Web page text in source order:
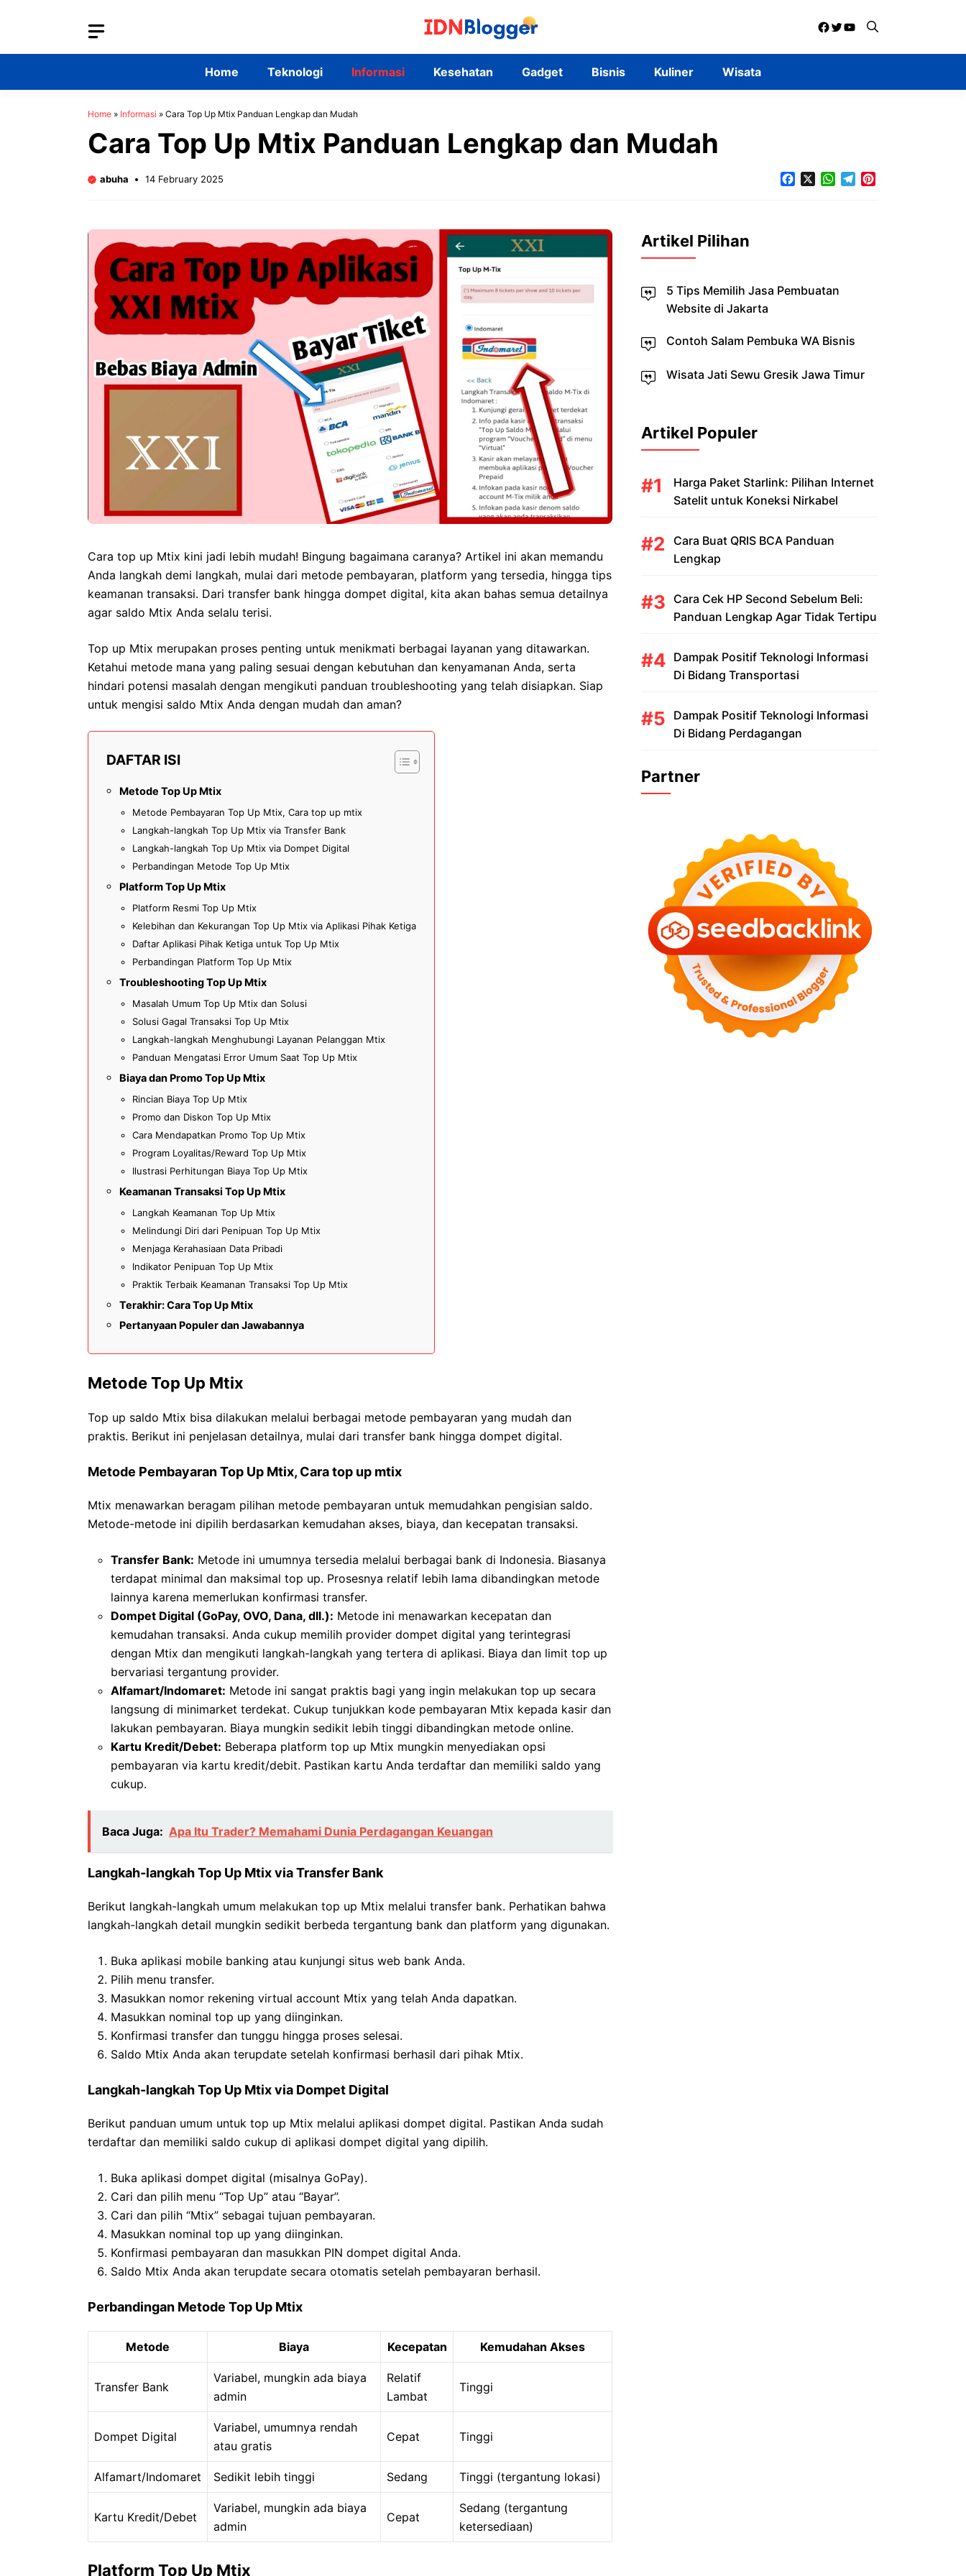
Facebook
Twitter
YouTube
Home Teknologi Informasi Kesehatan Gadget Bisnis Kuliner Wisata
Home » Informasi » Cara Top Up Mtix Panduan Lengkap dan Mudah
Cara Top Up Mtix Panduan Lengkap dan Mudah
abuha 14 February 2025 FacebookWhatsApp
Telegram
Cara top up Mtix kini jadi lebih mudah! Bingung bagaimana caranya? Artikel ini akan memandu
Anda langkah demi langkah, mulai dari metode pembayaran, platform yang tersedia, hingga tips
keamanan transaksi. Dari transfer bank hingga dompet digital, kita akan bahas semua detailnya
agar saldo Mtix Anda selalu terisi.
Top up Mtix merupakan proses penting untuk menikmati berbagai layanan yang ditawarkan.
Ketahui metode mana yang paling sesuai dengan kebutuhan dan kenyamanan Anda, serta
hindari potensi masalah dengan mengikuti panduan troubleshooting yang telah disiapkan. Siap
untuk mengisi saldo Mtix Anda dengan mudah dan aman?
DAFTAR ISI
Metode Top Up Mtix
Metode Pembayaran Top Up Mtix, Cara top up mtix
Langkah-langkah Top Up Mtix via Transfer Bank
Langkah-langkah Top Up Mtix via Dompet Digital
Perbandingan Metode Top Up Mtix
Platform Top Up Mtix
Platform Resmi Top Up Mtix
Kelebihan dan Kekurangan Top Up Mtix via Aplikasi Pihak Ketiga
Daftar Aplikasi Pihak Ketiga untuk Top Up Mtix
Perbandingan Platform Top Up Mtix
Troubleshooting Top Up Mtix
Masalah Umum Top Up Mtix dan Solusi
Solusi Gagal Transaksi Top Up Mtix
Langkah-langkah Menghubungi Layanan Pelanggan Mtix
Panduan Mengatasi Error Umum Saat Top Up Mtix
Biaya dan Promo Top Up Mtix
Rincian Biaya Top Up Mtix
Promo dan Diskon Top Up Mtix
Cara Mendapatkan Promo Top Up Mtix
Program Loyalitas/Reward Top Up Mtix
Ilustrasi Perhitungan Biaya Top Up Mtix
Keamanan Transaksi Top Up Mtix
Langkah Keamanan Top Up Mtix
Melindungi Diri dari Penipuan Top Up Mtix
Menjaga Kerahasiaan Data Pribadi
Indikator Penipuan Top Up Mtix
Praktik Terbaik Keamanan Transaksi Top Up Mtix
Terakhir: Cara Top Up Mtix
Pertanyaan Populer dan Jawabannya
Metode Top Up Mtix
Top up saldo Mtix bisa dilakukan melalui berbagai metode pembayaran yang mudah dan
praktis. Berikut ini penjelasan detailnya, mulai dari transfer bank hingga dompet digital.
Metode Pembayaran Top Up Mtix, Cara top up mtix
Mtix menawarkan beragam pilihan metode pembayaran untuk memudahkan pengisian saldo.
Metode-metode ini dipilih berdasarkan kemudahan akses, biaya, dan kecepatan transaksi.
Transfer Bank: Metode ini umumnya tersedia melalui berbagai bank di Indonesia. Biasanya
terdapat minimal dan maksimal top up. Prosesnya relatif lebih lama dibandingkan metode
lainnya karena memerlukan konfirmasi transfer.
Dompet Digital (GoPay, OVO, Dana, dll.): Metode ini menawarkan kecepatan dan
kemudahan transaksi. Anda cukup memilih provider dompet digital yang terintegrasi
dengan Mtix dan mengikuti langkah-langkah yang tertera di aplikasi. Biaya dan limit top up
bervariasi tergantung provider.
Alfamart/Indomaret: Metode ini sangat praktis bagi yang ingin melakukan top up secara
langsung di minimarket terdekat. Cukup tunjukkan kode pembayaran Mtix kepada kasir dan
lakukan pembayaran. Biaya mungkin sedikit lebih tinggi dibandingkan metode online.
Kartu Kredit/Debet: Beberapa platform top up Mtix mungkin menyediakan opsi
pembayaran via kartu kredit/debit. Pastikan kartu Anda terdaftar dan memiliki saldo yang
cukup.
Baca Juga: Apa Itu Trader? Memahami Dunia Perdagangan Keuangan
Langkah-langkah Top Up Mtix via Transfer Bank
Berikut langkah-langkah umum melakukan top up Mtix melalui transfer bank. Perhatikan bahwa
langkah-langkah detail mungkin sedikit berbeda tergantung bank dan platform yang digunakan.
Buka aplikasi mobile banking atau kunjungi situs web bank Anda.
Pilih menu transfer.
Masukkan nomor rekening virtual account Mtix yang telah Anda dapatkan.
Masukkan nominal top up yang diinginkan.
Konfirmasi transfer dan tunggu hingga proses selesai.
Saldo Mtix Anda akan terupdate setelah konfirmasi berhasil dari pihak Mtix.
Langkah-langkah Top Up Mtix via Dompet Digital
Berikut panduan umum untuk top up Mtix melalui aplikasi dompet digital. Pastikan Anda sudah
terdaftar dan memiliki saldo cukup di aplikasi dompet digital yang dipilih.
Buka aplikasi dompet digital (misalnya GoPay).
Cari dan pilih menu “Top Up” atau “Bayar”.
Cari dan pilih “Mtix” sebagai tujuan pembayaran.
Masukkan nominal top up yang diinginkan.
Konfirmasi pembayaran dan masukkan PIN dompet digital Anda.
Saldo Mtix Anda akan terupdate secara otomatis setelah pembayaran berhasil.
Perbandingan Metode Top Up Mtix
Metode Biaya Kecepatan Kemudahan Akses
Transfer Bank
Variabel, mungkin ada biaya
admin
Relatif
Lambat
Tinggi
Dompet Digital
Variabel, umumnya rendah
atau gratis
Cepat Tinggi
Alfamart/Indomaret Sedikit lebih tinggi Sedang Tinggi (tergantung lokasi)
Kartu Kredit/Debet
Variabel, mungkin ada biaya
admin
Cepat
Sedang (tergantung
ketersediaan)
Platform Top Up Mtix
Artikel Pilihan
5 Tips Memilih Jasa Pembuatan
Website di Jakarta
Contoh Salam Pembuka WA Bisnis
Wisata Jati Sewu Gresik Jawa Timur
Artikel Populer
Harga Paket Starlink: Pilihan Internet
Satelit untuk Koneksi Nirkabel
Cara Buat QRIS BCA Panduan
Lengkap
Cara Cek HP Second Sebelum Beli:
Panduan Lengkap Agar Tidak Tertipu
Dampak Positif Teknologi Informasi
Di Bidang Transportasi
Dampak Positif Teknologi Informasi
Di Bidang Perdagangan
Partner